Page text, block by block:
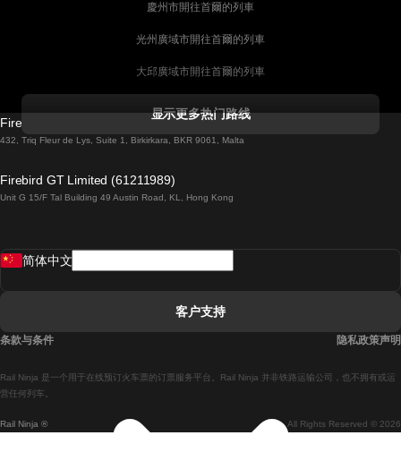
慶州市開往首爾的列車
光州廣域市開往首爾的列車
大邱廣域市開往首爾的列車
都柏林開往戈尔韦的列車
羅馬開往拿坡里的列車
馬德里開往巴塞罗那的列車
显示更多热门路线
Firebird GT Limited (OC 1451)
432, Triq Fleur de Lys, Suite 1, Birkirkara, BKR 9061, Malta
Firebird GT Limited (61211989)
Unit G 15/F Tal Building 49 Austin Road, KL, Hong Kong
Rail Ninja ® All Rights Reserved © 2026
Rail Ninja 是一个用于在线预订火车票的订票服务平台。Rail Ninja 并非铁路运输公司，也不拥有或运
营任何列车。
简体中文
客户支持
条款与条件 隐私政策声明